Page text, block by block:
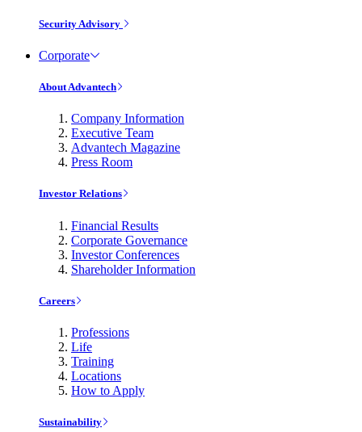
Security Advisory
Corporate
About Advantech
Company Information
Executive Team
Advantech Magazine
Press Room
Investor Relations
Financial Results
Corporate Governance
Investor Conferences
Shareholder Information
Careers
Professions
Life
Training
Locations
How to Apply
Sustainability